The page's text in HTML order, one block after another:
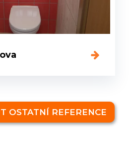
OSTATNÍ REFERENCE